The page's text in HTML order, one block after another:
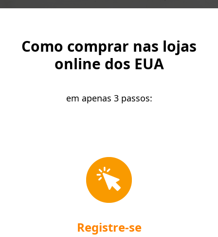
Como comprar nas lojas
online dos EUA
em apenas 3 passos:
Registre-se